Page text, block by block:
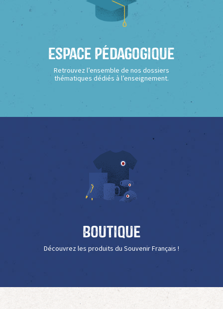
Espace Pédagogique
Retrouvez l’ensemble de nos dossiers
thématiques dédiés à l’enseignement.
Boutique
Découvrez les produits du Souvenir Français !